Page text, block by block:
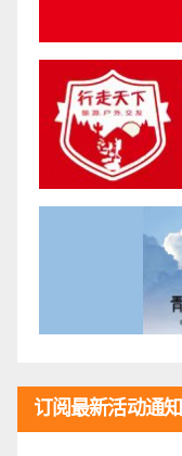
订阅最新活动通知